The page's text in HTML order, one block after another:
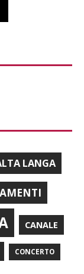
LANGA
CANALE
CONCERTO